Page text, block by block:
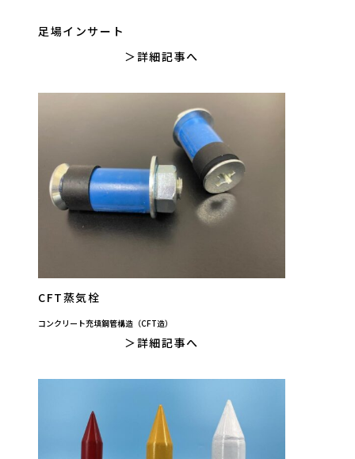
足場インサート
詳細記事へ
CFT蒸気栓
コンクリート充填鋼管構造（CFT造）
詳細記事へ